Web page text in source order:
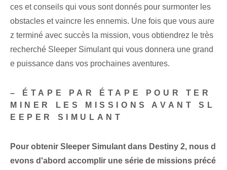
ces et conseils⁢ qui vous sont donnés pour surmonter les
obstacles⁤ et ⁤vaincre les ennemis. Une fois que vous aure
z terminé avec succès la mission⁤, vous obtiendrez le très
recherché Sleeper Simulant‌ qui vous donnera une grand
e puissance dans vos prochaines⁤ aventures.
– ÉTAPE PAR ÉTAPE POUR TER
MINER LES MISSIONS AVANT SL
EEPER SIMULANT
Pour obtenir Sleeper Simulant dans Destiny 2, nous d
evons d'abord accomplir une série de missions précé